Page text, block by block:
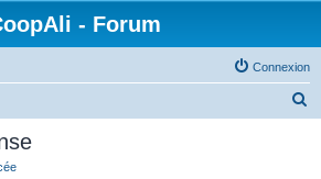
- Forum
Connexion